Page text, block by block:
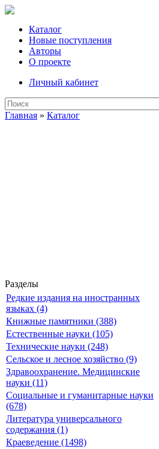
Каталог
Новые поступления
Авторы
О проекте
Личный кабинет
Главная » Каталог
Разделы
Редкие издания на иностранных
языках (4)
Книжные памятники (388)
Естественные науки (105)
Технические науки (248)
Сельское и лесное хозяйство (9)
Здравоохранение. Медицинские
науки (11)
Социальные и гуманитарные науки
(678)
Литература универсального
содержания (1)
Краеведение (1498)